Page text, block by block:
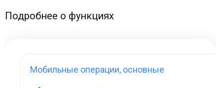
Подробнее о функциях
Мобильные операции, основные